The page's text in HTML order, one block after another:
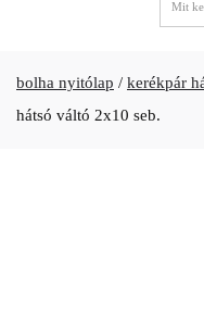
bolha nyitólap / kerékpár
hátsó váltó 2x10 seb.